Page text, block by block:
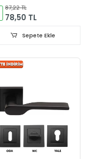
87,22 TL
78,50 TL
Sepete Ekle